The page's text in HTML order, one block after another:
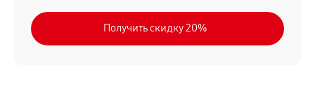
Получить скидку 20%